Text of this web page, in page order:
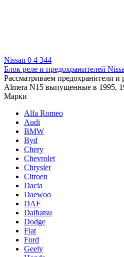
Nissan 0 4 344
Блок реле и предохранителей
Рассматриваем предохранители и
Almera N15 выпущенные в 1995,
Марки
Alfa Romeo
Audi
BMW
Byd
Chery
Chevrolet
Chrysler
Citroen
Dacia
Daewoo
DAF
Daihatsu
Dodge
Fiat
Ford
Geely